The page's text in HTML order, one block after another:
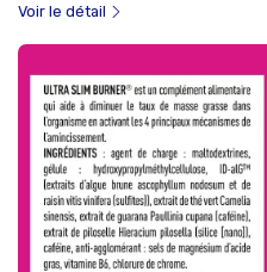
Voir le détail